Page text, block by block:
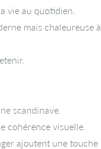
vie au quotidien.
mais chaleureuse à
scandinave.
cohérence visuelle.
ajoutent une touche